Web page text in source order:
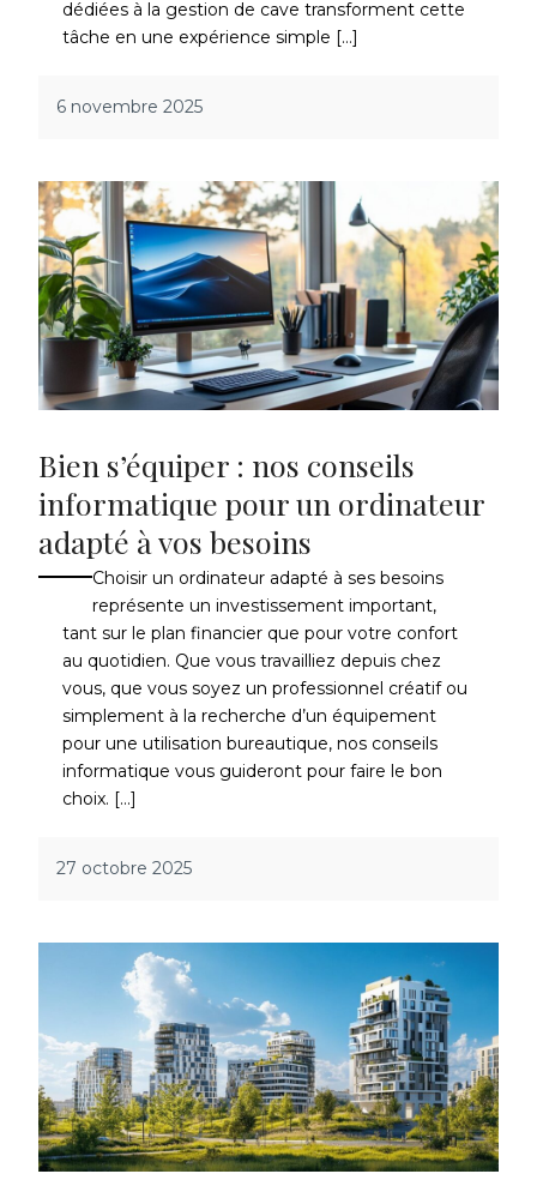
dédiées à la gestion de cave transforment cette
tâche en une expérience simple […]
6 novembre 2025
Bien s’équiper : nos conseils
informatique pour un ordinateur
adapté à vos besoins
Choisir un ordinateur adapté à ses besoins
représente un investissement important,
tant sur le plan financier que pour votre confort
au quotidien. Que vous travailliez depuis chez
vous, que vous soyez un professionnel créatif ou
simplement à la recherche d’un équipement
pour une utilisation bureautique, nos conseils
informatique vous guideront pour faire le bon
choix. […]
27 octobre 2025